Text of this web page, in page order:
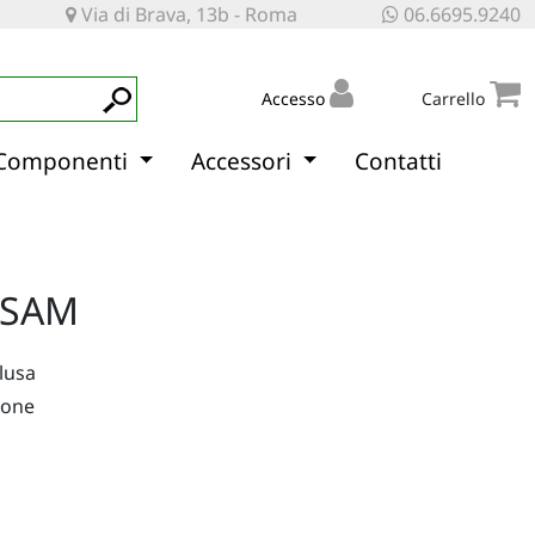
Via di Brava, 13b - Roma 06.6695.9240
Accesso Carrello
Accessori Contatti